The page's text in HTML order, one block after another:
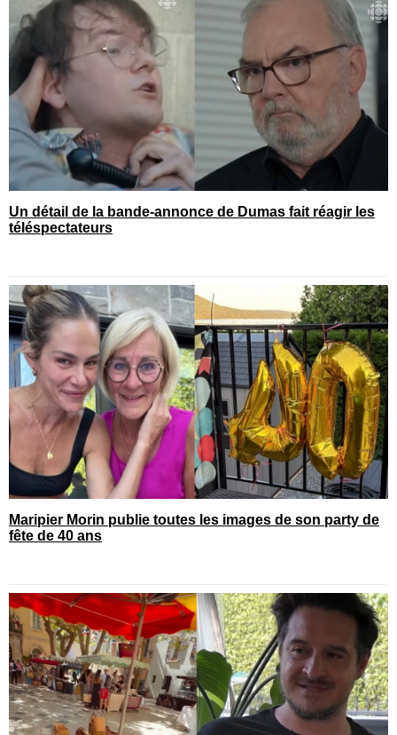
Un détail de la bande-annonce de Dumas fait réagir les
téléspectateurs
Maripier Morin publie toutes les images de son party de
fête de 40 ans